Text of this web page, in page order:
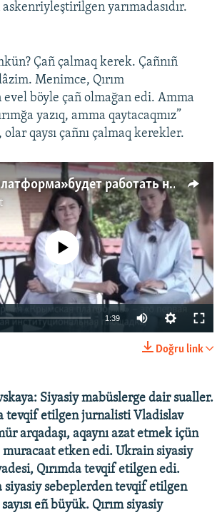
askenriyleştirilgen yarımadasıdır.
Çañ çalmaq kerek. Çañnıñ
Menimce, Qırım
evel böyle çañ olmağan edi. Amma
yazıq, amma qaytacaqmız”
olar qaysı çañnı çalmaq kerekler.
«Крымская платформа» будет работать не раз в год, а ежедневно» – Зеленский (видео)
source currently available
1:39
Doğru link
Siyasiy mabüslerge dair sualler.
tevqif etilgen jurnalisti Vladislav
arqadaşı, aqaynı azat etmek içün
muracaat etken edi. Ukrain siyasiy
Qırımda tevqif etilgen edi.
siyasiy sebeplerden tevqif etilgen
eñ büyük. Qırım siyasiy